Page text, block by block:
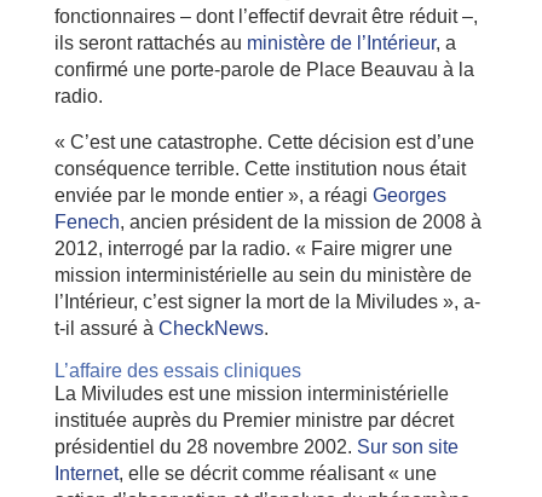
fonctionnaires – dont l’effectif devrait être réduit –,
ils seront rattachés au ministère de l’Intérieur, a
confirmé une porte-parole de Place Beauvau à la
radio.
« C’est une catastrophe. Cette décision est d’une
conséquence terrible. Cette institution nous était
enviée par le monde entier », a réagi Georges
Fenech, ancien président de la mission de 2008 à
2012, interrogé par la radio. « Faire migrer une
mission interministérielle au sein du ministère de
l’Intérieur, c’est signer la mort de la Miviludes », a-
t-il assuré à CheckNews.
L’affaire des essais cliniques
La Miviludes est une mission interministérielle
instituée auprès du Premier ministre par décret
présidentiel du 28 novembre 2002. Sur son site
Internet, elle se décrit comme réalisant « une